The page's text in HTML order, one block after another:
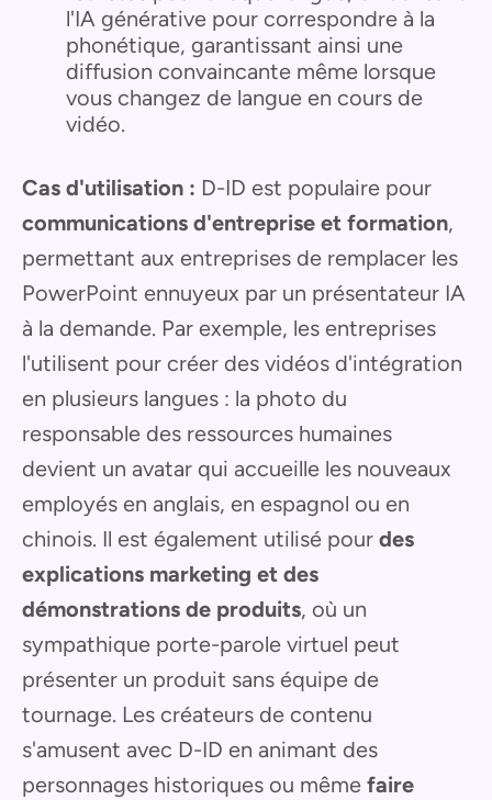
l'IA générative pour correspondre à la
phonétique, garantissant ainsi une
diffusion convaincante même lorsque
vous changez de langue en cours de
vidéo.
Cas d'utilisation : D-ID est populaire pour
communications d'entreprise et formation,
permettant aux entreprises de remplacer les
PowerPoint ennuyeux par un présentateur IA
à la demande. Par exemple, les entreprises
l'utilisent pour créer des vidéos d'intégration
en plusieurs langues : la photo du
responsable des ressources humaines
devient un avatar qui accueille les nouveaux
employés en anglais, en espagnol ou en
chinois. Il est également utilisé pour des
explications marketing et des
démonstrations de produits, où un
sympathique porte-parole virtuel peut
présenter un produit sans équipe de
tournage. Les créateurs de contenu
s'amusent avec D-ID en animant des
personnages historiques ou même faire